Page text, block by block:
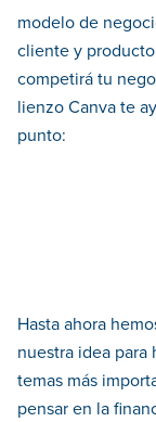
modelo de
cliente y
competirá tu
lienzo Canva te
punto:
Hasta ahora
nuestra idea para
temas más
pensar en la